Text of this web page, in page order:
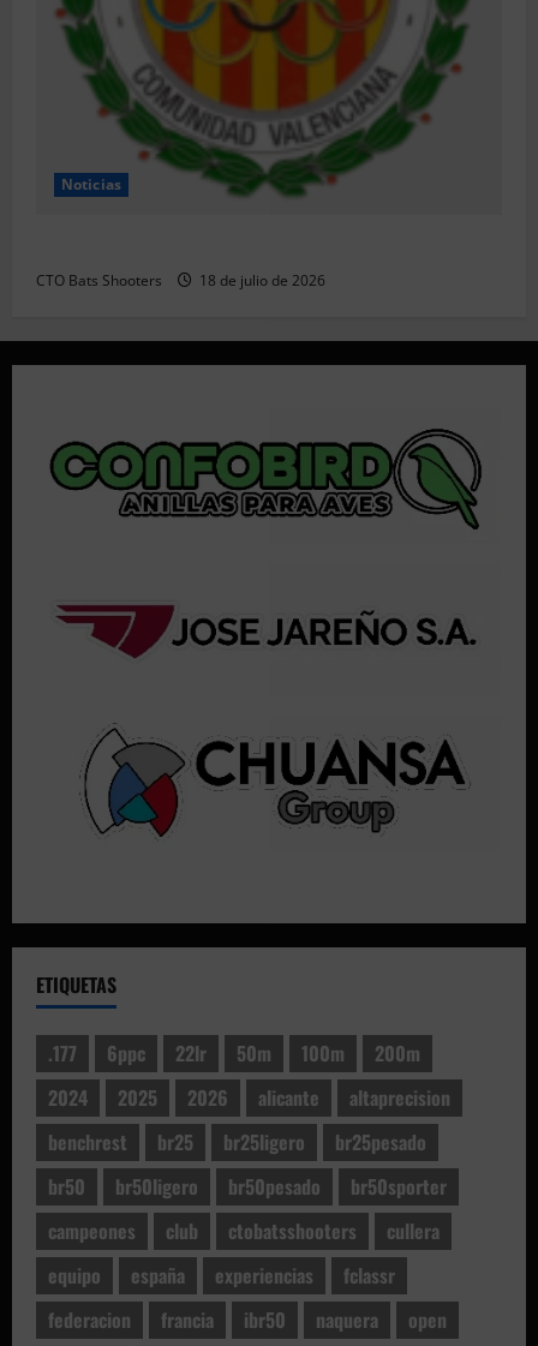
Noticias
CTO Bats Shooters 18 de julio de 2026
ETIQUETAS
.177 6ppc 22lr 50m 100m
200m
2024
2025 2026 alicante
altaprecision
benchrest
br25 br25ligero
br25pesado
br50
br50ligero br50pesado
br50sporter
campeones
club ctobatsshooters
cullera
equipo
españa experiencias
fclassr
federacion
francia ibr50 naquera
open